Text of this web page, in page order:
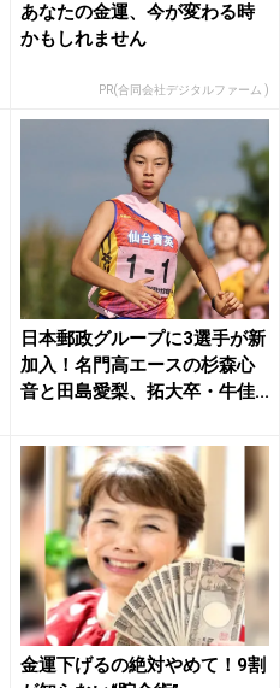
あなたの金運、今が変わる時
かもしれません
PR(合同会社デジタルファーム )
日本郵政グループに3選手が新
加入！名門高エースの杉森心
音と田島愛梨、拓大卒・牛佳...
金運下げるの絶対やめて！9割